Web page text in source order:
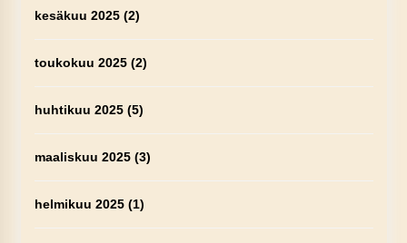
kesäkuu 2025(2)
toukokuu 2025(2)
huhtikuu 2025(5)
maaliskuu 2025(3)
helmikuu 2025(1)